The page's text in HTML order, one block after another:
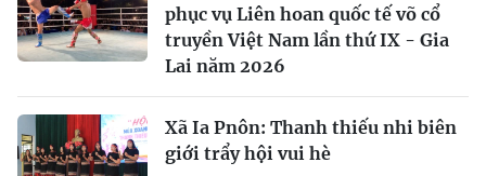
phục vụ Liên hoan quốc tế võ cổ
truyền Việt Nam lần thứ IX - Gia
Lai năm 2026
Xã Ia Pnôn: Thanh thiếu nhi biên
giới trẩy hội vui hè